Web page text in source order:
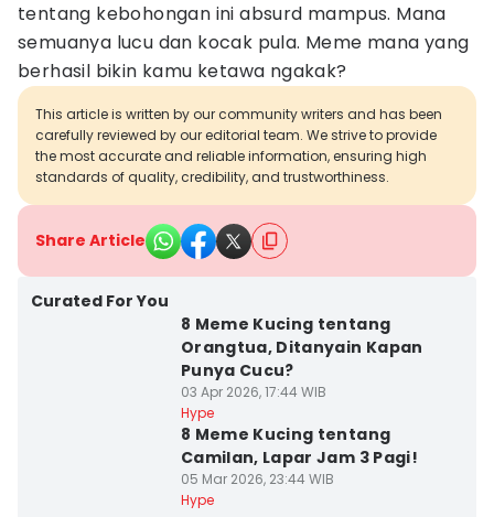
tentang kebohongan ini absurd mampus. Mana
semuanya lucu dan kocak pula. Meme mana yang
berhasil bikin kamu ketawa ngakak?
This article is written by our community writers and has been
carefully reviewed by our editorial team. We strive to provide
the most accurate and reliable information, ensuring high
standards of quality, credibility, and trustworthiness.
Share Article
Curated For You
8 Meme Kucing tentang
Orangtua, Ditanyain Kapan
Punya Cucu?
03 Apr 2026, 17:44 WIB
Hype
8 Meme Kucing tentang
Camilan, Lapar Jam 3 Pagi!
05 Mar 2026, 23:44 WIB
Hype